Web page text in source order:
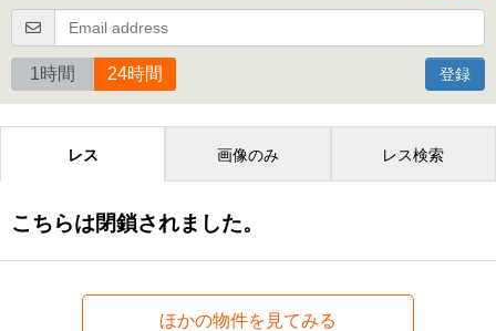
1時間 24時間 登録
レス 画像のみ レス検索
こちらは閉鎖されました。
ほかの物件を見てみる